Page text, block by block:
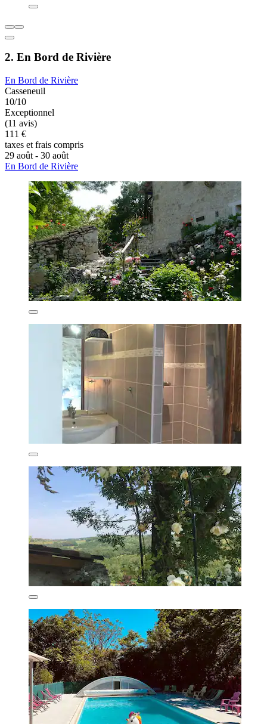
2. En Bord de Rivière
En Bord de Rivière
Casseneuil
10/10
Exceptionnel
(11 avis)
111 €
taxes et frais compris
29 août - 30 août
En Bord de Rivière